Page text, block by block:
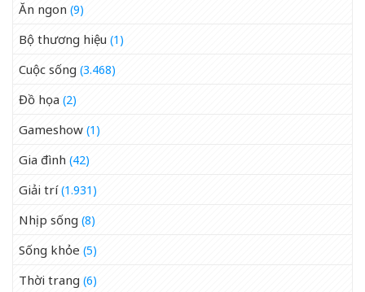
Ăn ngon (9)
Bộ thương hiệu (1)
Cuộc sống (3.468)
Đồ họa (2)
Gameshow (1)
Gia đình (42)
Giải trí(1.931)
Nhịp sống (8)
Sống khỏe (5)
Thời trang (6)